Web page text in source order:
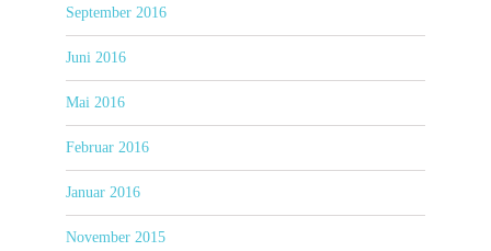
September 2016
Juni 2016
Mai 2016
Februar 2016
Januar 2016
November 2015